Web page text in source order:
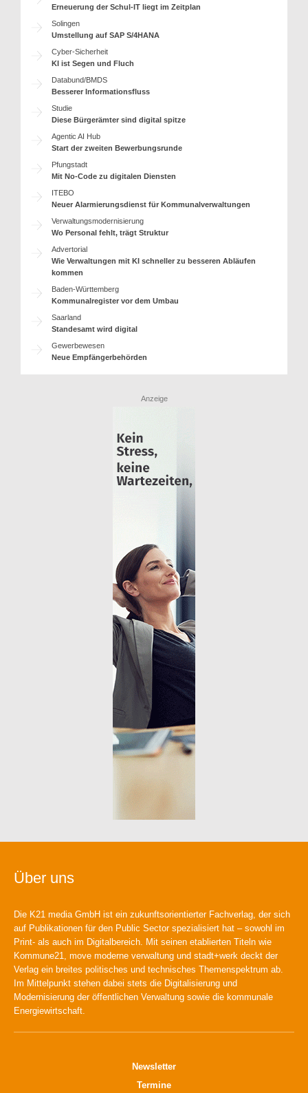
Erneuerung der Schul-IT liegt im Zeitplan
Solingen
Umstellung auf SAP S/4HANA
Cyber-Sicherheit
KI ist Segen und Fluch
Databund/BMDS
Besserer Informationsfluss
Studie
Diese Bürgerämter sind digital spitze
Agentic AI Hub
Start der zweiten Bewerbungsrunde
Pfungstadt
Mit No-Code zu digitalen Diensten
ITEBO
Neuer Alarmierungsdienst für Kommunalverwaltungen
Verwaltungsmodernisierung
Wo Personal fehlt, trägt Struktur
Advertorial
Wie Verwaltungen mit KI schneller zu besseren Abläufen
kommen
Baden-Württemberg
Kommunalregister vor dem Umbau
Saarland
Standesamt wird digital
Gewerbewesen
Neue Empfängerbehörden
Anzeige
Über uns
Die K21 media GmbH ist ein zukunftsorientierter Fachverlag, der sich
auf Publikationen für den Public Sector spezialisiert hat – sowohl im
Print- als auch im Digitalbereich. Mit seinen etablierten Titeln wie
Kommune21, move moderne verwaltung und stadt+werk deckt der
Verlag ein breites politisches und technisches Themenspektrum ab.
Im Mittelpunkt stehen dabei stets die Digitalisierung und
Modernisierung der öffentlichen Verwaltung sowie die kommunale
Energiewirtschaft.
Newsletter
Termine